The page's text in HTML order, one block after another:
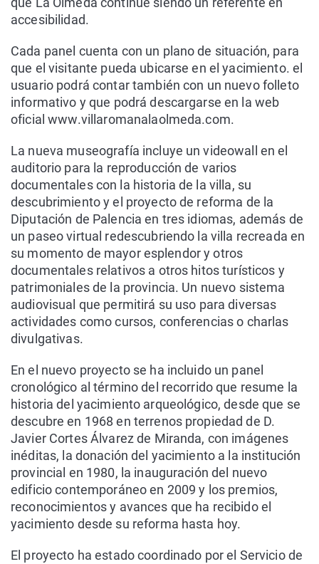
accesibilidad.
Cada panel cuenta con un plano de situación, para
que el visitante pueda ubicarse en el yacimiento. el
usuario podrá contar también con un nuevo folleto
informativo y que podrá descargarse en la web
oficial www.villaromanalaolmeda.com.
La nueva museografía incluye un videowall en el
auditorio para la reproducción de varios
documentales con la historia de la villa, su
descubrimiento y el proyecto de reforma de la
Diputación de Palencia en tres idiomas, además de
un paseo virtual redescubriendo la villa recreada en
su momento de mayor esplendor y otros
documentales relativos a otros hitos turísticos y
patrimoniales de la provincia. Un nuevo sistema
audiovisual que permitirá su uso para diversas
actividades como cursos, conferencias o charlas
divulgativas.
En el nuevo proyecto se ha incluido un panel
cronológico al término del recorrido que resume la
historia del yacimiento arqueológico, desde que se
descubre en 1968 en terrenos propiedad de D.
Javier Cortes Álvarez de Miranda, con imágenes
inéditas, la donación del yacimiento a la institución
provincial en 1980, la inauguración del nuevo
edificio contemporáneo en 2009 y los premios,
reconocimientos y avances que ha recibido el
yacimiento desde su reforma hasta hoy.
El proyecto ha estado coordinado por el Servicio de